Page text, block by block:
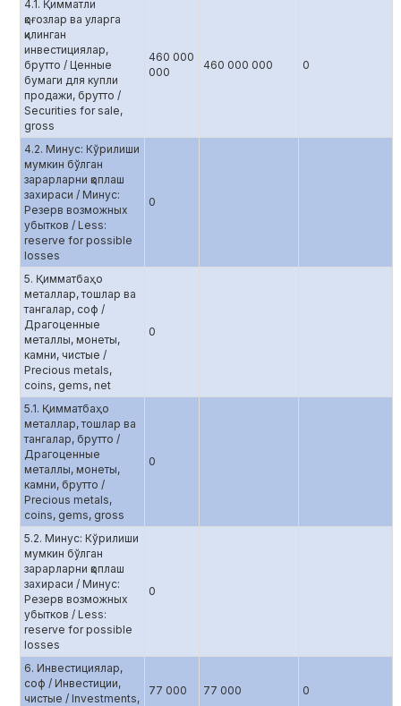
4.1. Қимматли
қоғозлар ва уларга
қилинган
инвестициялар,
брутто / Ценные
бумаги для купли
продажи, брутто /
Securities for sale,
gross
460 000
000
460 000 000 0
4.2. Минус: Кўрилиши
мумкин бўлган
зарарларни қоплаш
захираси / Минус:
Резерв возможных
убытков / Less:
reserve for possible
losses
0
5. Қимматбаҳо
металлар, тошлар ва
тангалар, соф /
Драгоценные
металлы, монеты,
камни, чистые /
Precious metals,
coins, gems, net
0
5.1. Қимматбаҳо
металлар, тошлар ва
тангалар, брутто /
Драгоценные
металлы, монеты,
камни, брутто /
Precious metals,
coins, gems, gross
0
5.2. Минус: Кўрилиши
мумкин бўлган
зарарларни қоплаш
захираси / Минус:
Резерв возможных
убытков / Less:
reserve for possible
losses
0
6. Инвестициялар,
соф / Инвестиции,
чистые / Investments,
77 000 77 000 0